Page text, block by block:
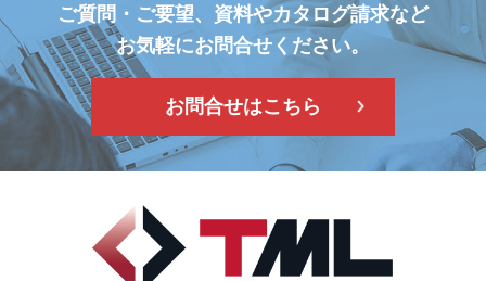
ご質問・ご要望、資料やカタログ請求など
お気軽にお問合せください。
お問合せはこちら